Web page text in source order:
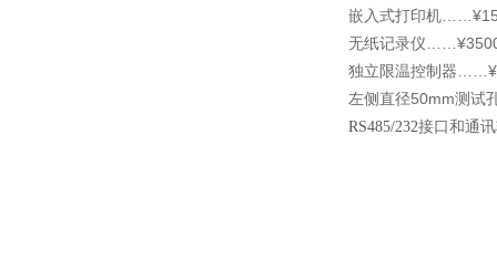
嵌入式打印机
无纸记录仪
独立限温控制器
左侧直径50mm测试
RS485/232接口和通